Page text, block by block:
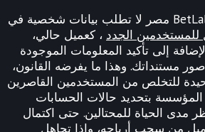
على الرغم من أن BetLabel مصر لا تطلب بيانات شخصية في
للمستخدمين الجدد ، كعميل حالي،
إلى تأكيد المعلومات الموجودة
مستنداتك. وهذا ما يفرضه القانون،
للتخلص من المستخدمين القاصرين
المؤسسة بتحديد حالات الحسابات
مدى الحياة للمحتالين. حتى اكتمال
من سحب أرباحه، وإذا تجاهل